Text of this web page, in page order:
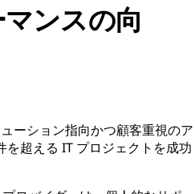
ンスの向
ーション指向かつ顧客重視のア
超える IT プロジェクトを成功